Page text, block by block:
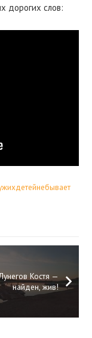
дорогих слов:
Костя —
найден, жив!